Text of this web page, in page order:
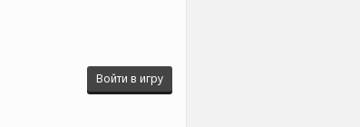
Войти в игру